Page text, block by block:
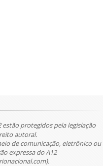
protegidos pela legislação
autoral.
de comunicação, eletrônico ou
expressa do A12